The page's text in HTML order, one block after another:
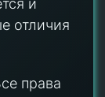
и
отличия
права